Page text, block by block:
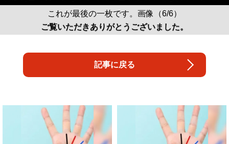
これが最後の一枚です。画像（6/6）
ご覧いただきありがとうございました。
記事に戻る